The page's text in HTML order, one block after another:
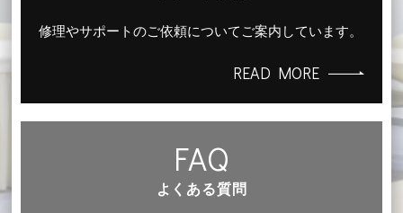
修理やサポートのご依頼についてご案内しています。
READ MORE
FAQ
よくある質問